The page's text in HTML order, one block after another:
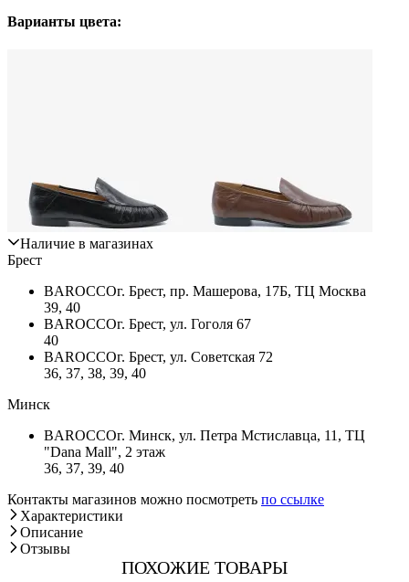
Варианты цвета:
Наличие в магазинах
Брест
BAROCCOг. Брест, пр. Машерова, 17Б, ТЦ Москва
39, 40
BAROCCOг. Брест, ул. Гоголя 67
40
BAROCCOг. Брест, ул. Советская 72
36, 37, 38, 39, 40
Минск
BAROCCOг. Минск, ул. Петра Мстиславца, 11, ТЦ
"Dana Mall", 2 этаж
36, 37, 39, 40
Контакты магазинов можно посмотреть по ссылке
Характеристики
Описание
Отзывы
ПОХОЖИЕ ТОВАРЫ